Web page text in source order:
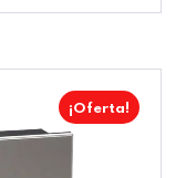
¡Oferta!